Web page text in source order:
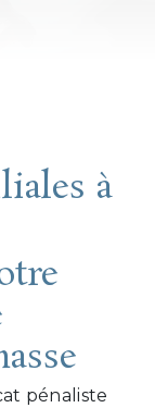
à
pénaliste